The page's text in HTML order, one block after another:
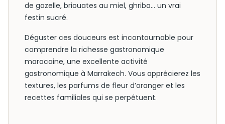
de gazelle, briouates au miel, ghriba… un vrai
festin sucré.
Déguster ces douceurs est incontournable pour
comprendre la richesse gastronomique
marocaine, une excellente activité
gastronomique à Marrakech. Vous apprécierez les
textures, les parfums de fleur d’oranger et les
recettes familiales qui se perpétuent.